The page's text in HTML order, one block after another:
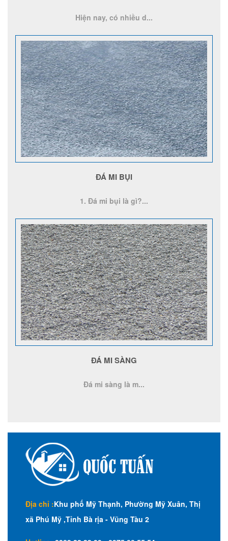
Hiện nay, có nhiều d...
ĐÁ MI BỤI
1. Đá mi bụi là gì?...
ĐÁ MI SÀNG
Đá mi sàng là m...
Địa chỉ :Khu phố Mỹ Thạnh, Phường Mỹ Xuân, Thị
xã Phú Mỹ ,Tỉnh Bà rịa - Vũng Tàu 2